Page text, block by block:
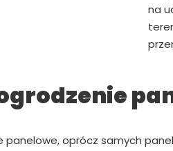
na
panelowe, oprócz samych